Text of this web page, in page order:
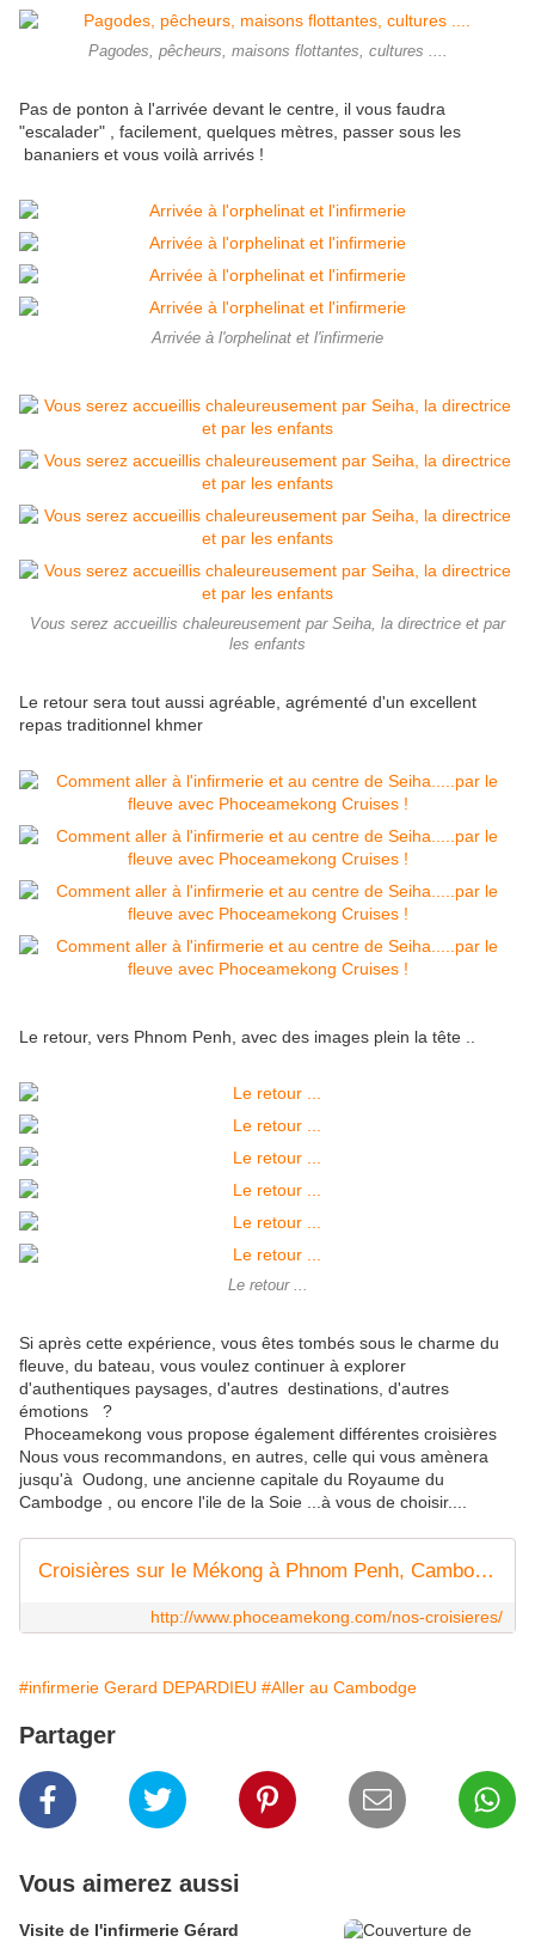
Pagodes, pêcheurs, maisons flottantes, cultures ....
Pas de ponton à l'arrivée devant le centre, il vous faudra
"escalader" , facilement, quelques mètres, passer sous les
bananiers et vous voilà arrivés !
Arrivée à l'orphelinat et l'infirmerie
Vous serez accueillis chaleureusement par Seiha, la directrice et par
les enfants
Le retour sera tout aussi agréable, agrémenté d'un excellent
repas traditionnel khmer
Le retour, vers Phnom Penh, avec des images plein la tête ..
Le retour ...
Si après cette expérience, vous êtes tombés sous le charme du
fleuve, du bateau, vous voulez continuer à explorer
d'authentiques paysages, d'autres destinations, d'autres
émotions ?
Phoceamekong vous propose également différentes croisières
Nous vous recommandons, en autres, celle qui vous amènera
jusqu'à Oudong, une ancienne capitale du Royaume du
Cambodge , ou encore l'ile de la Soie ...à vous de choisir....
Croisières sur le Mékong à Phnom Penh, Cambodge
http://www.phoceamekong.com/nos-croisieres/
#infirmerie Gerard DEPARDIEU #Aller au Cambodge
Partager
Vous aimerez aussi
Visite de l'infirmerie Gérard